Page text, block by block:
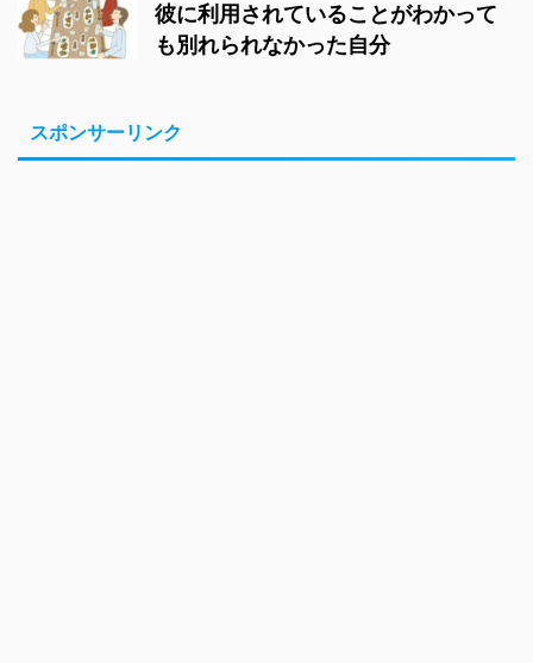
彼に利用されていることがわかって
も別れられなかった自分
スポンサーリンク